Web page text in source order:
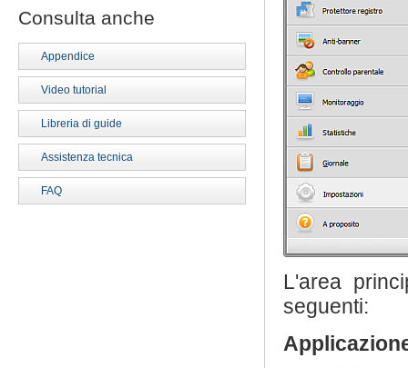
L'area
seguenti:
Consulta anche
Appendice
Video tutorial
Libreria di guide
Assistenza tecnica
FAQ